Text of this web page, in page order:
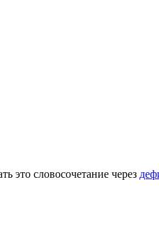
это словосочетание через